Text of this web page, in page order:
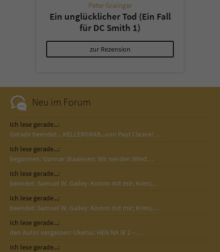
Peter Grainger
Ein unglücklicher Tod (Ein Fall
für DC Smith 1)
zur Rezension
Neu im Forum
Ich lese gerade...:
Gerade beendet... KELLERGRAB...von Paul Cleave! …
Ich lese gerade...:
begonnen: Gunnar Staalesen: Wir werden Wind…
Ich lese gerade...:
beendet: Samuel W. Gailey: Komm mit mir; Krimi,…
Ich lese gerade...:
beendet: Samuel W. Gailey: Komm mit mir; Krimi,…
Ich lese gerade...:
den Autor vergessen: Uketsu: HEN NA IE 2 –…
Ich lese gerade...: